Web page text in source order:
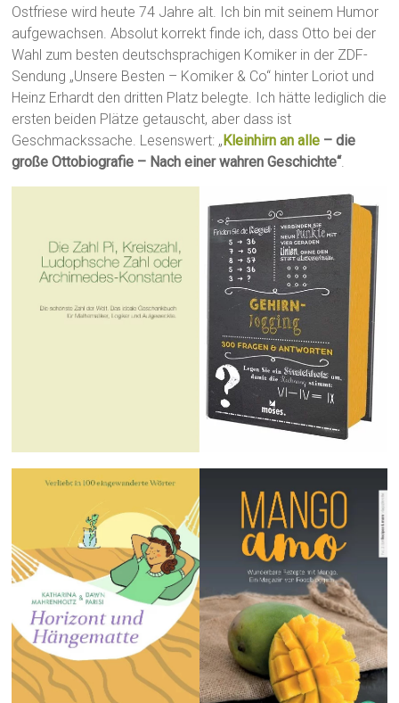
Ostfriese wird heute 74 Jahre alt. Ich bin mit seinem Humor
aufgewachsen. Absolut korrekt finde ich, dass Otto bei der
Wahl zum besten deutschsprachigen Komiker in der ZDF-
Sendung „Unsere Besten – Komiker & Co“ hinter Loriot und
Heinz Erhardt den dritten Platz belegte. Ich hätte lediglich die
ersten beiden Plätze getauscht, aber dass ist
Geschmackssache. Lesenswert: „Kleinhirn an alle – die
große Ottobiografie – Nach einer wahren Geschichte“.